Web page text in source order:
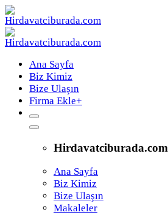
Ana Sayfa
Biz Kimiz
Bize Ulaşın
Firma Ekle+
Hirdavatciburada.com
Ana Sayfa
Biz Kimiz
Bize Ulaşın
Makaleler